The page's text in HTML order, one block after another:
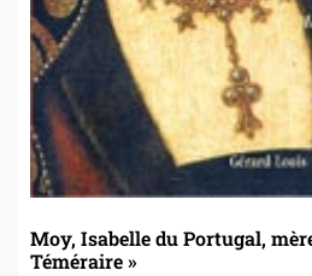
Moy, Isabelle du Portugal,
Téméraire »